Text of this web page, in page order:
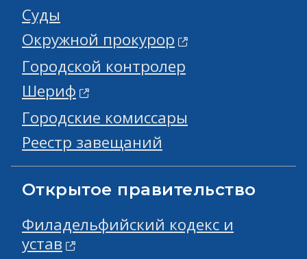
Суды
Окружной прокурор
Городской контролер
Шериф
Городские комиссары
Реестр завещаний
Открытое правительство
Филадельфийский кодекс и
устав